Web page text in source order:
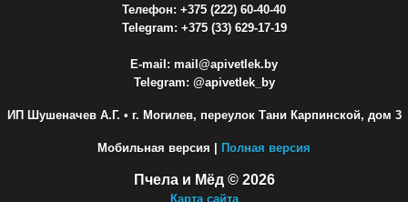
Телефон: +375 (222) 60-40-40
Telegram: +375 (33) 629-17-19
E-mail: mail@apivetlek.by
Telegram: @apivetlek_by
ИП Шушеначев А.Г. • г. Могилев, переулок Тани Карпинской, дом 3
Мобильная версия | Полная версия
Пчела и Мёд © 2026
Карта сайта